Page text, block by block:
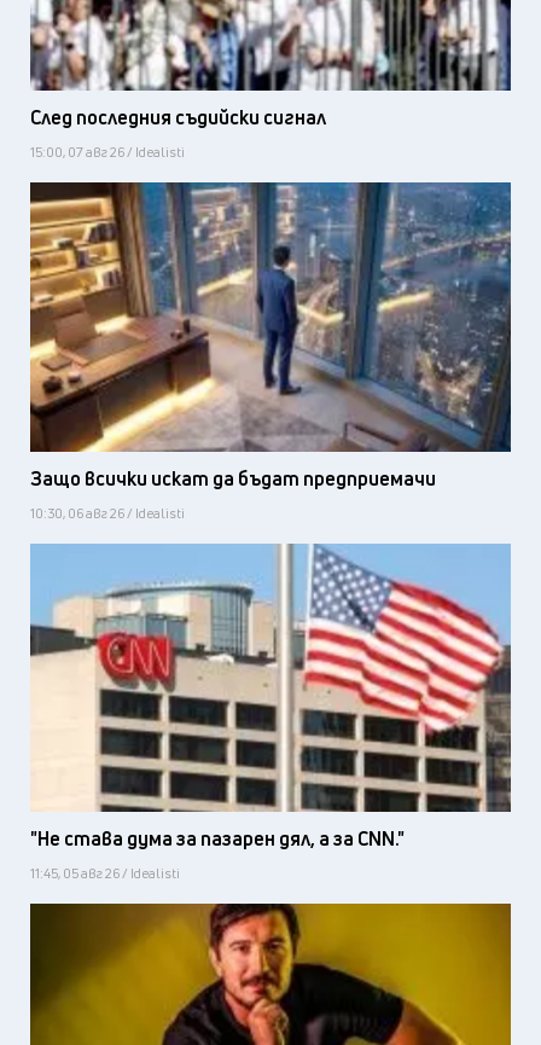
След последния съдийски сигнал
15:00, 07 авг 26 / Idealisti
Защо всички искат да бъдат предприемачи
10:30, 06 авг 26 / Idealisti
"Не става дума за пазарен дял, а за CNN."
11:45, 05 авг 26 / Idealisti